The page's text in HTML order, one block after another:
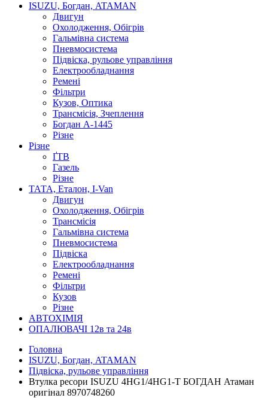
ISUZU, Богдан, ATAMAN
Двигун
Охолодження, Обігрів
Гальмівна система
Пневмосистема
Підвіска, рульове управління
Електрообладнання
Ремені
Фільтри
Кузов, Оптика
Трансмісія, Зчеплення
Богдан А-1445
Різне
Різне
ҐТВ
Газель
Різне
ТАТА, Еталон, I-Van
Двигун
Охолодження, Обігрів
Трансмісія
Гальмівна система
Пневмосистема
Підвіска
Електрообладнання
Ремені
Фільтри
Кузов
Різне
АВТОХІМІЯ
ОПАЛЮВАЧІ 12в та 24в
Головна
ISUZU, Богдан, ATAMAN
Підвіска, рульове управління
Втулка ресори ISUZU 4HG1/4HG1-T БОГДАН Атаман
оригінал 8970748260